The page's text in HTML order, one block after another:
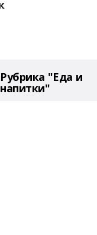
Рубрика "Еда и
напитки"